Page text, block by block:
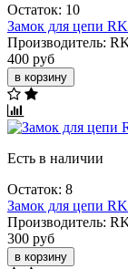
Остаток: 10
Замок для цепи
Производитель:
400 руб
в корзину
Есть в наличии
Остаток: 8
Замок для цепи
Производитель:
300 руб
в корзину